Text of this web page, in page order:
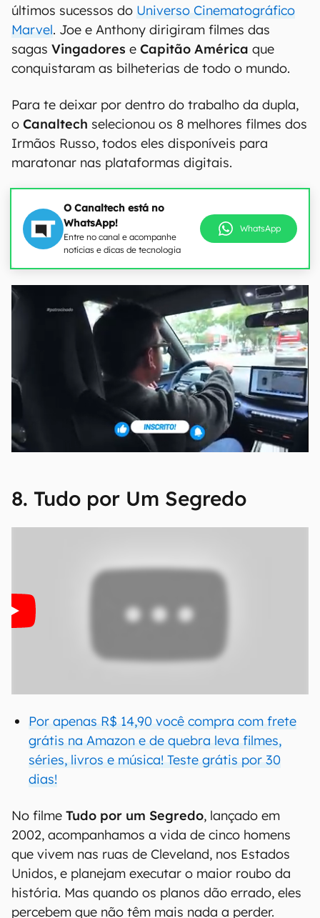
últimos sucessos do Universo Cinematográfico
Marvel. Joe e Anthony dirigiram filmes das
sagas Vingadores e Capitão América que
conquistaram as bilheterias de todo o mundo.
Para te deixar por dentro do trabalho da dupla,
o Canaltech selecionou os 8 melhores filmes dos
Irmãos Russo, todos eles disponíveis para
maratonar nas plataformas digitais.
O Canaltech está no
WhatsApp!
Entre no canal e acompanhe
notícias e dicas de tecnologia
WhatsApp
8. Tudo por Um Segredo
Por apenas R$ 14,90 você compra com frete
grátis na Amazon e de quebra leva filmes,
séries, livros e música! Teste grátis por 30
dias!
No filme Tudo por um Segredo, lançado em
2002, acompanhamos a vida de cinco homens
que vivem nas ruas de Cleveland, nos Estados
Unidos, e planejam executar o maior roubo da
história. Mas quando os planos dão errado, eles
percebem que não têm mais nada a perder.